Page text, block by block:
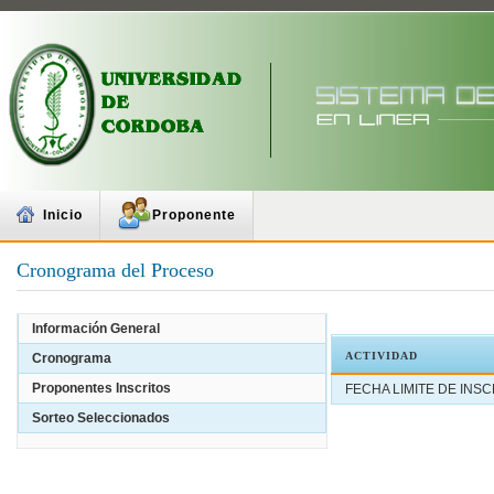
Inicio Proponente
Cronograma del Proceso
Información General
Cronograma
Proponentes Inscritos
Sorteo Seleccionados
ACTIVIDAD
FECHA LIMITE DE